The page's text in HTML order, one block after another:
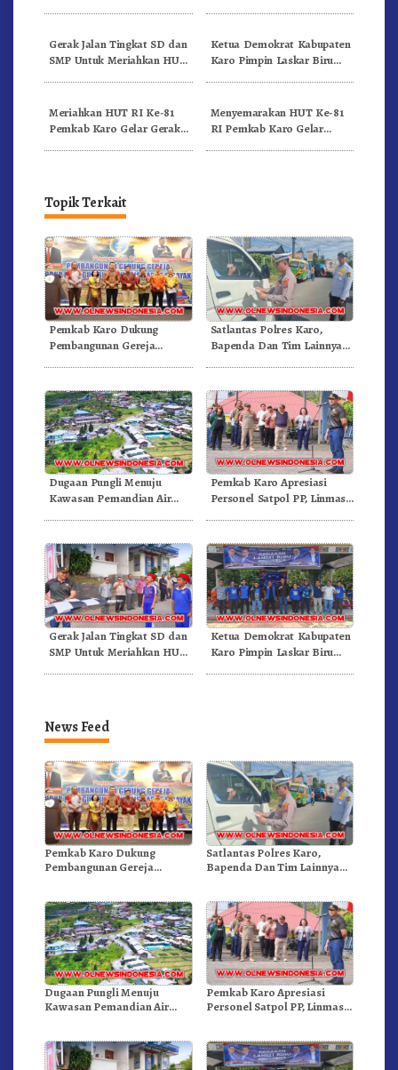
Gerak Jalan Tingkat SD dan
SMP Untuk Meriahkan HUT
Ketua Demokrat Kabupaten
Karo Pimpin Laskar Biru
Meriahkan HUT RI Ke-81
Pemkab Karo Gelar Gerak
Menyemarakan HUT Ke-81
RI Pemkab Karo Gelar
Topik Terkait
Pemkab Karo Dukung
Pembangunan Gereja
Satlantas Polres Karo,
Bapenda Dan Tim Lainnya
Dugaan Pungli Menuju
Kawasan Pemandian Air
Pemkab Karo Apresiasi
Personel Satpol PP, Linmas,
Gerak Jalan Tingkat SD dan
SMP Untuk Meriahkan HUT
Ketua Demokrat Kabupaten
Karo Pimpin Laskar Biru
News Feed
Pemkab Karo Dukung
Pembangunan Gereja
Satlantas Polres Karo,
Bapenda Dan Tim Lainnya
Dugaan Pungli Menuju
Kawasan Pemandian Air
Pemkab Karo Apresiasi
Personel Satpol PP, Linmas,